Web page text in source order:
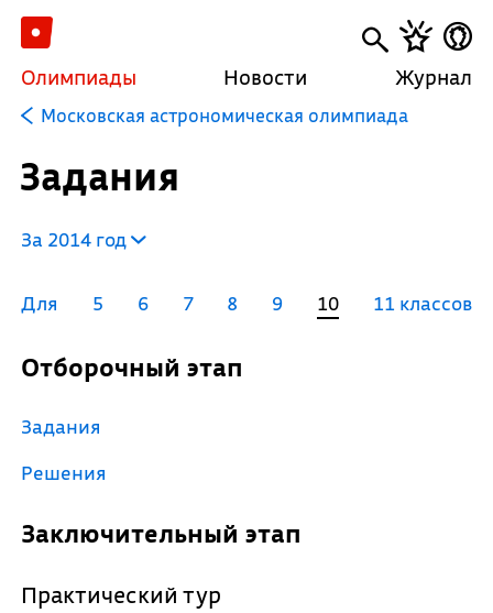
Олимпиады Новости Журнал
Московская астрономическая олимпиада
Задания
За 2014 год
Для 5 6 7 8 9 10 11 классов
Отборочный этап
Задания
Решения
Заключительный этап
Практический тур